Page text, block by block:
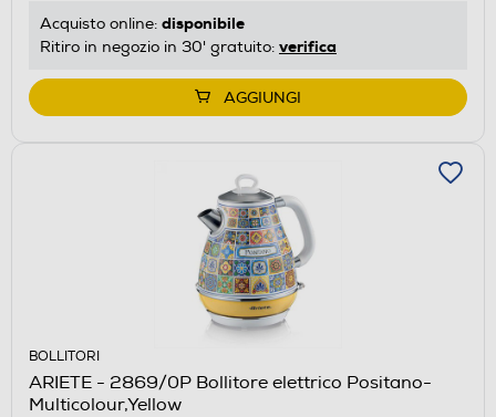
Acquisto online: disponibile
Ritiro in negozio in 30' gratuito: verifica
AGGIUNGI
BOLLITORI
ARIETE - 2869/0P Bollitore elettrico Positano-
Multicolour,Yellow